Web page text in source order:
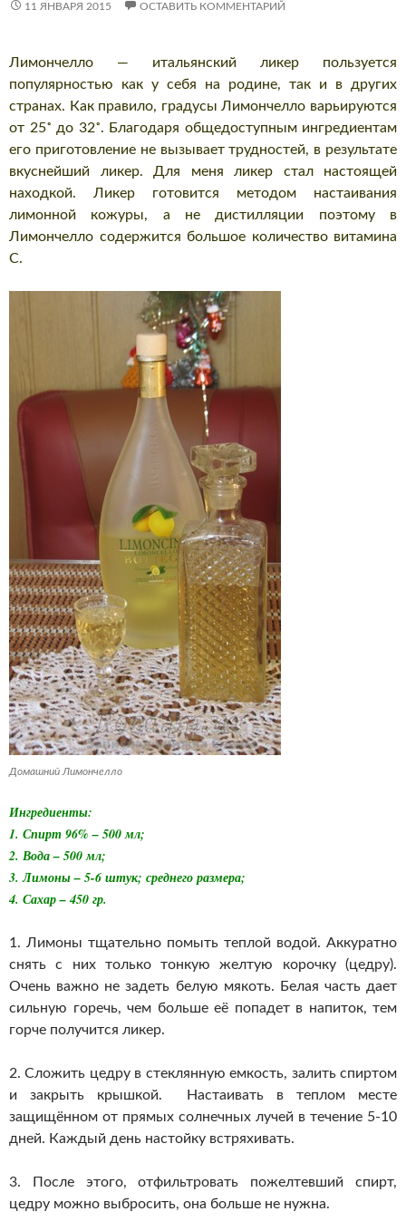
11 ЯНВАРЯ 2015 ОСТАВИТЬ КОММЕНТАРИЙ
Лимончелло — итальянский ликер пользуется
популярностью как у себя на родине, так и в других
странах. Как правило, градусы Лимончелло варьируются
от 25˚ до 32˚. Благодаря общедоступным ингредиентам
его приготовление не вызывает трудностей, в результате
вкуснейший ликер. Для меня ликер стал настоящей
находкой. Ликер готовится методом настаивания
лимонной кожуры, а не дистилляции поэтому в
Лимончелло содержится большое количество витамина
С.
Домашний Лимончелло
Ингредиенты:
1. Спирт 96% – 500 мл;
2. Вода – 500 мл;
3. Лимоны – 5-6 штук; среднего размера;
4. Сахар – 450 гр.
1. Лимоны тщательно помыть теплой водой. Аккуратно
снять с них только тонкую желтую корочку (цедру).
Очень важно не задеть белую мякоть. Белая часть дает
сильную горечь, чем больше её попадет в напиток, тем
горче получится ликер.
2. Сложить цедру в стеклянную емкость, залить спиртом
и закрыть крышкой. Настаивать в теплом месте
защищённом от прямых солнечных лучей в течение 5-10
дней. Каждый день настойку встряхивать.
3. После этого, отфильтровать пожелтевший спирт,
цедру можно выбросить, она больше не нужна.